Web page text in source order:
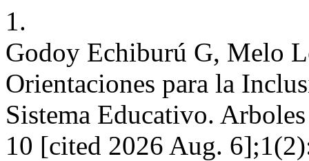
1.
Godoy Echiburú G, Melo
Orientaciones para la
Sistema Educativo.
10 [cited 2026 Aug.